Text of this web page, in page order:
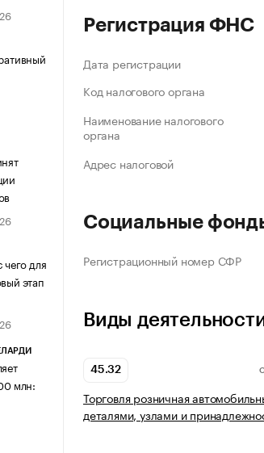
чего для
этап
млн:
Регистрация ФНС
Дата регистрации
Код налогового органа
Наименование налогового
органа
Адрес налоговой
Социальные
Регистрационный номер СФР
Виды
45.32
Торговля розничная
деталями, узлами и